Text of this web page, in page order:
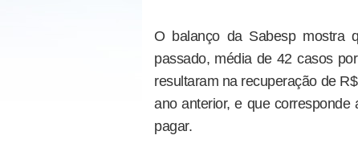
O balanço da Sabesp mostra
passado, média de 42 casos
resultaram na recuperação de
ano anterior, e que
pagar.